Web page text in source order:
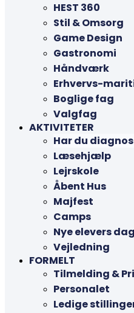
HEST 360
Stil & Omsorg
Game Design
Gastronomi
Håndværk
Erhvervs-
Boglige fag
Valgfag
AKTIVITETER
Har du
Læsehjælp
Lejrskole
Åbent Hus
Majfest
Camps
Nye elevers
Vejledning
FORMELT
Tilmelding &
Personalet
Ledige